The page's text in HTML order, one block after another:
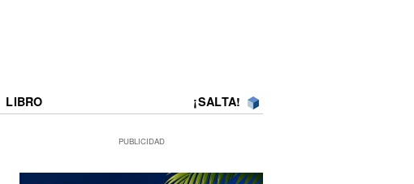
LIBRO ¡SALTA!
PUBLICIDAD